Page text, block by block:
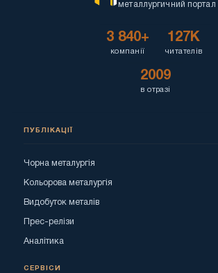
металлургичний портал
3 840+
компанії
127K
читателів
2009
в отразі
ПУБЛІКАЦІЇ
Чорна металургія
Кольорова металургія
Видобуток металів
Прес-релізи
Аналітика
СЕРВІСИ